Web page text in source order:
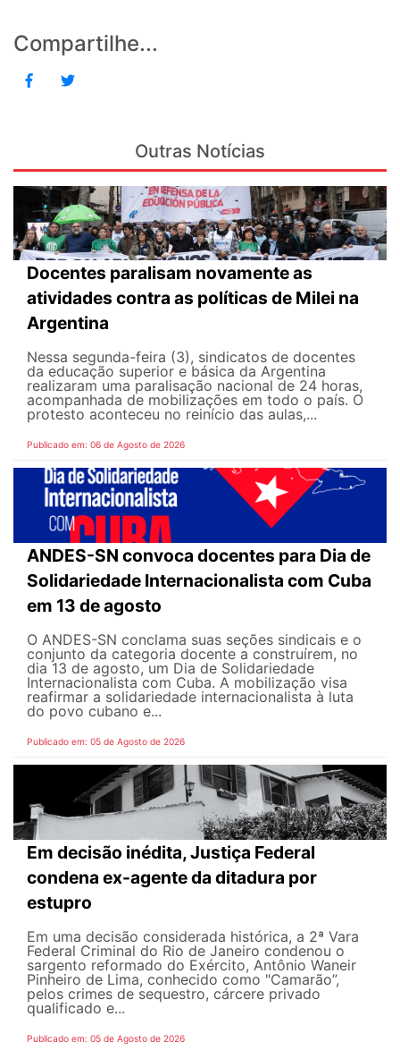
Compartilhe...
Outras Notícias
Docentes paralisam novamente as
atividades contra as políticas de Milei na
Argentina
Nessa segunda-feira (3), sindicatos de docentes
da educação superior e básica da Argentina
realizaram uma paralisação nacional de 24 horas,
acompanhada de mobilizações em todo o país. O
protesto aconteceu no reinício das aulas,...
Publicado em: 06 de Agosto de 2026
ANDES-SN convoca docentes para Dia de
Solidariedade Internacionalista com Cuba
em 13 de agosto
O ANDES-SN conclama suas seções sindicais e o
conjunto da categoria docente a construírem, no
dia 13 de agosto, um Dia de Solidariedade
Internacionalista com Cuba. A mobilização visa
reafirmar a solidariedade internacionalista à luta
do povo cubano e...
Publicado em: 05 de Agosto de 2026
Em decisão inédita, Justiça Federal
condena ex-agente da ditadura por
estupro
Em uma decisão considerada histórica, a 2ª Vara
Federal Criminal do Rio de Janeiro condenou o
sargento reformado do Exército, Antônio Waneir
Pinheiro de Lima, conhecido como "Camarão”,
pelos crimes de sequestro, cárcere privado
qualificado e...
Publicado em: 05 de Agosto de 2026